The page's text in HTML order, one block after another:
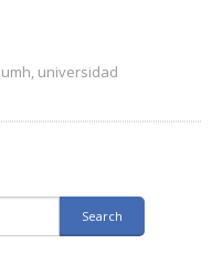
umh, universidad